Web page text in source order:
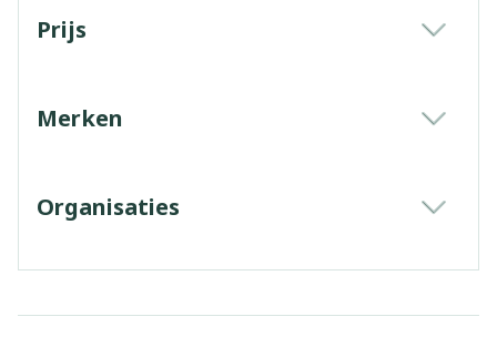
Prijs
Merken
Organisaties